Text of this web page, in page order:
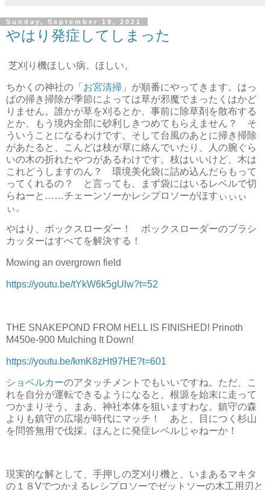
Sunday, September 19, 2021
やはり発症してしまった
芝刈り機ほしい病。ほしい。
ちかくの神社の「 お宮清掃 」が順番にやってきます。はっ
ぱの掃き掃除が季節によっては草が邪魔でまったくはかど
りません。誰かが草を刈るとか、事前に除草剤を散布する
とか、もう境内全部に砂利しきつめてもらえません？ そ
ういうことになるわけです。そして台風のあとに掃き掃除
があたると、こんどは枝が草に絡んでいたり、人の腕ぐら
いの木の折れたやつがあるわけです。枝はいいけど、木は
これどうしますのん？ 環境美化袋に詰め込んだらもって
ってくれるの？ と言っても、まず袋にはいるレベルで切
らねーと……チェーンソーかレシプロソーがほすぃぃぃ
ぃ。
やはり、ボックスローダー！ ボックスローダーのブラシ
カッターはすべてを解決する！
Mowing an overgrown field
https://youtu.be/tYkW6k5gUlw?t=52
THE SNAKEPOND FROM HELL IS FINISHED! Prinoth
M450e-900 Mulching It Down!
https://youtu.be/kmK8zHt97HE?t=601
ショベルカーのアタッチメントでもいいですね。ただ、こ
れを自分が運転できるようになると、根源を始末に走って
つかまりそう。まあ、神社本体を狙いますわな。鎮守の森
よりも鎮守の広場が時代にマッチ！ あと、目につく杉山
を問答無用で伐採。ほんとに発症レベルじゃねーか！
現実的な解として、手押しの芝刈り機と、いまあるマキタ
の１８Vでつかえるレシプロソーでゼットソーの木工用刃と